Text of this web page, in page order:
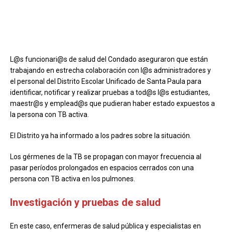
L@s funcionari@s de salud del Condado aseguraron que están
trabajando en estrecha colaboración con l@s administradores y
el personal del Distrito Escolar Unificado de Santa Paula para
identificar, notificar y realizar pruebas a tod@s l@s estudiantes,
maestr@s y emplead@s que pudieran haber estado expuestos a
la persona con TB activa.
El Distrito ya ha informado a los padres sobre la situación.
Los gérmenes de la TB se propagan con mayor frecuencia al
pasar períodos prolongados en espacios cerrados con una
persona con TB activa en los pulmones.
Investigación y pruebas de salud
En este caso, enfermeras de salud pública y especialistas en